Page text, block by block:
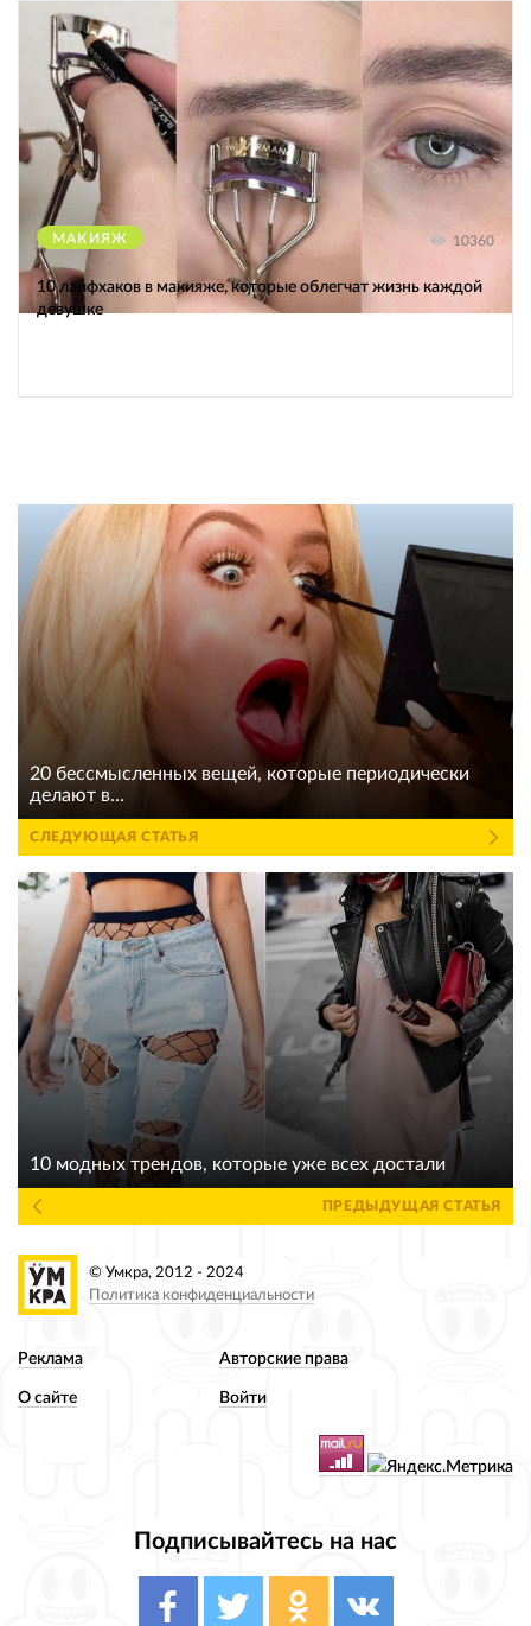
МАКИЯЖ 10360
10 лайфхаков в макияже, которые облегчат жизнь каждой
девушке
20 бессмысленных вещей, которые периодически
делают в...
СЛЕДУЮЩАЯ СТАТЬЯ
10 модных трендов, которые уже всех достали
ПРЕДЫДУЩАЯ СТАТЬЯ
Реклама Авторские права
О сайте Войти
Подписывайтесь на нас
© Умкра, 2012 - 2024
Политика конфиденциальности